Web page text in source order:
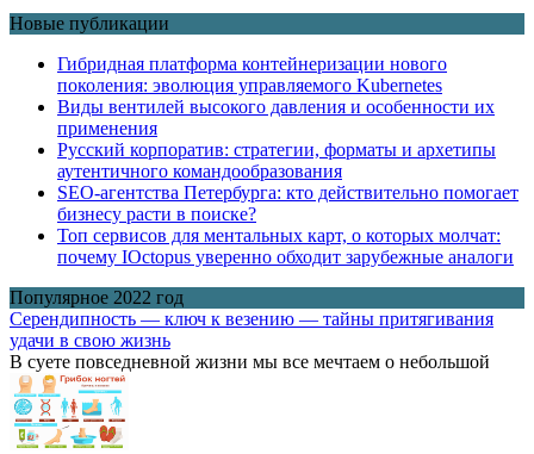
Новые публикации
Гибридная платформа контейнеризации нового
поколения: эволюция управляемого Kubernetes
Виды вентилей высокого давления и особенности их
применения
Русский корпоратив: стратегии, форматы и архетипы
аутентичного командообразования
SEO-агентства Петербурга: кто действительно помогает
бизнесу расти в поиске?
Топ сервисов для ментальных карт, о которых молчат:
почему IOctopus уверенно обходит зарубежные аналоги
Популярное 2022 год
Серендипность — ключ к везению — тайны притягивания
удачи в свою жизнь
В суете повседневной жизни мы все мечтаем о небольшой